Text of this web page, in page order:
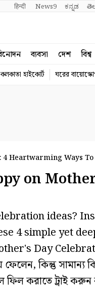
हिन्दी News9 ಕನ್ನಡ
ব্যবসা দেশ বিশ্ব
কলকাতা হাইকোর্ট ঘরের
4 Heartwarming Ways
Mother’s
ideas?
4 simple yet
Day
কিন্তু সামান্য
ফিল করাতে ট্রাই